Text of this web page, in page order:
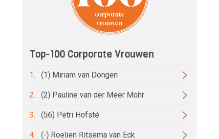
Top-100 Corporate Vrouwen
1. (1) Miriam van Dongen
2. (2) Pauline van der Meer Mohr
3. (56) Petri Hofsté
4. (-) Roelien Ritsema van Eck